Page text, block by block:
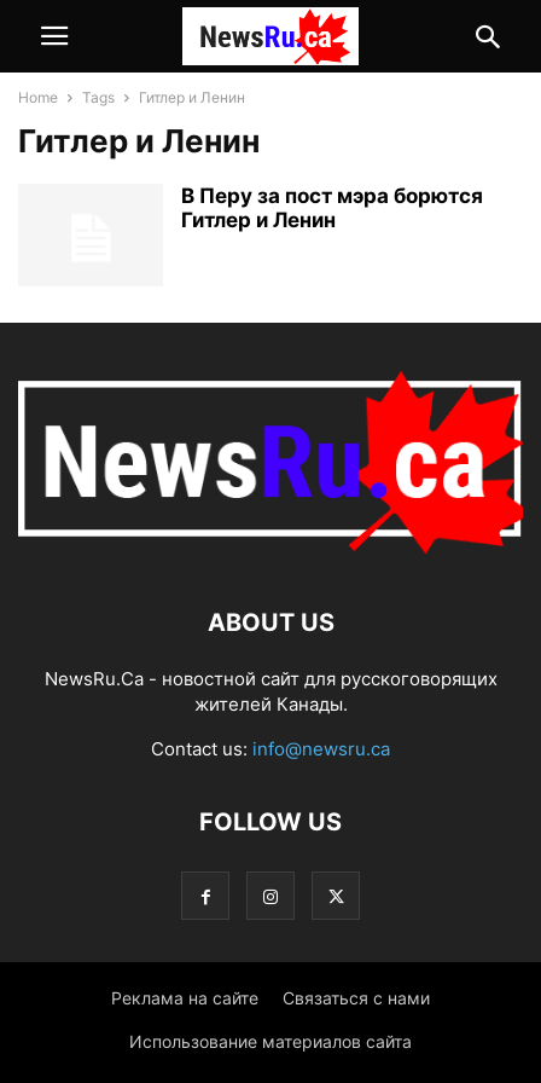
Home Tags Гитлер и Ленин
Гитлер и Ленин
В Перу за пост мэра борются
Гитлер и Ленин
ABOUT US
NewsRu.Ca - новостной сайт для русскоговорящих
жителей Канады.
Contact us: info@newsru.ca
FOLLOW US
Реклама на сайте Связаться с нами
Использование материалов сайта